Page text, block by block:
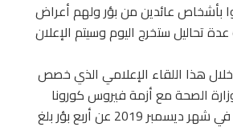
بأشخاص عائدين من بؤر ولهم أعراض
تحاليل ستخرج اليوم وسيتم الإعلان
هذا اللقاء الإعلامي الذي خصص
الصحة مع أزمة فيروس كورونا
المستجد منذ انطلاقها في شهر ديسمبر 2019 عن أربع بؤر بلغ